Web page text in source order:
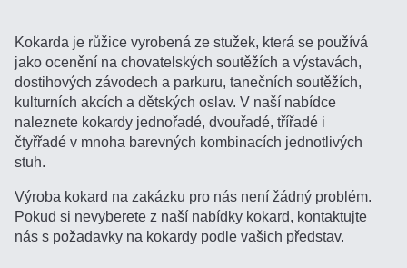
Kokarda je růžice vyrobená ze stužek, která se používá
jako ocenění na chovatelských soutěžích a výstavách,
dostihových závodech a parkuru, tanečních soutěžích,
kulturních akcích a dětských oslav. V naší nabídce
naleznete kokardy jednořadé, dvouřadé, třířadé i
čtyřřadé v mnoha barevných kombinacích jednotlivých
stuh.
Výroba kokard na zakázku pro nás není žádný problém.
Pokud si nevyberete z naší nabídky kokard, kontaktujte
nás s požadavky na kokardy podle vašich představ.